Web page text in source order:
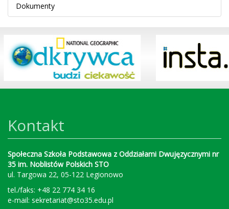
Dokumenty
Kontakt
Społeczna Szkoła Podstawowa z Oddziałami Dwujęzycznymi nr
35 im. Noblistów Polskich STO
ul. Targowa 22, 05-122 Legionowo
tel./faks: +48 22 774 34 16
e-mail: sekretariat@sto35.edu.pl